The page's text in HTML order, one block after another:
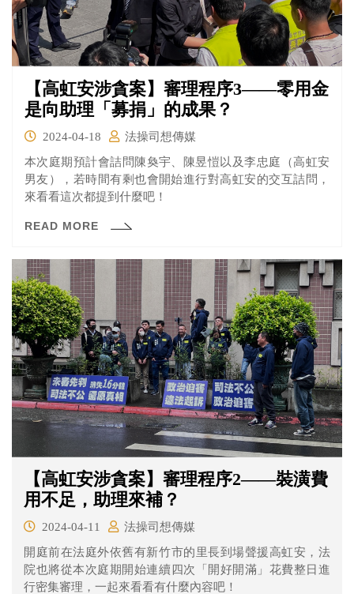
【高虹安涉貪案】審理程序3——零用金
是向助理「募捐」的成果？
2024-04-18
法操司想傳媒
本次庭期預計會詰問陳奐宇、陳昱愷以及李忠庭（高虹安
男友），若時間有剩也會開始進行對高虹安的交互詰問，
來看看這次都提到什麼吧！
READ MORE
【高虹安涉貪案】審理程序2——裝潢費
用不足，助理來補？
2024-04-11
法操司想傳媒
開庭前在法庭外依舊有新竹市的里長到場聲援高虹安，法
院也將從本次庭期開始連續四次「開好開滿」花費整日進
行密集審理，一起來看看有什麼內容吧！